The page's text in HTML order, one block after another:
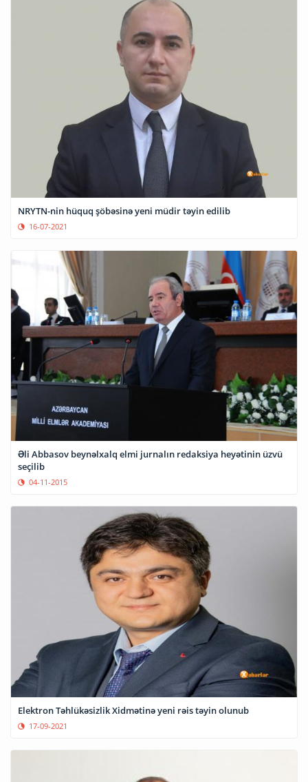
NRYTN-nin hüquq şöbəsinə yeni müdir təyin edilib
16-07-2021
Əli Abbasov beynəlxalq elmi jurnalın redaksiya heyətinin üzvü
seçilib
04-11-2015
Elektron Təhlükəsizlik Xidmətinə yeni rəis təyin olunub
17-09-2021